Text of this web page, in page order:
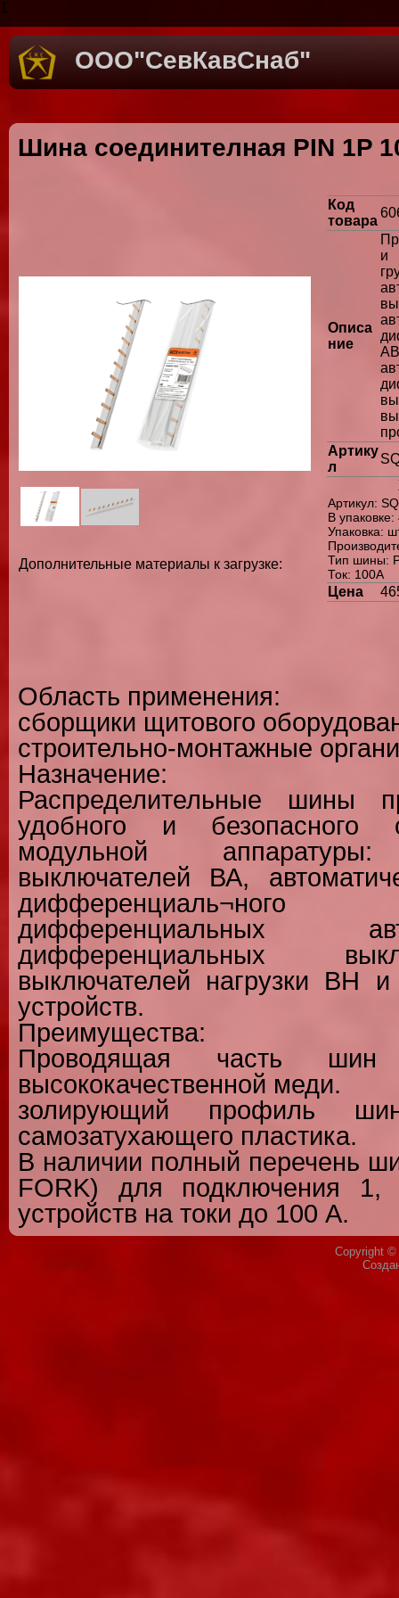
1
ООО"СевКавСнаб"
Шина соединителная PIN 1P
Дополнительные материалы к загрузке:
Код
товара
Описа
ние
и
Артику
л
Артикул:
В упаковке:
Упаковка:
Тип шины:
Ток: 100А
Цена
Область применения:
сборщики щитового
строительно-монтажные
Назначение:
Распределительные шины
удобного и безопасного
модульной аппаратуры:
выключателей ВА,
дифференциальных
дифференциальных
выключателей нагрузки ВН
устройств.
Преимущества:
Проводящая часть шин
высококачественной меди.
золирующий профиль
самозатухающего пластика.
В наличии полный перечень
FORK) для подключения
устройств на токи до 100 А.
Copyright